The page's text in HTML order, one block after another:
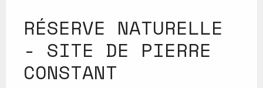
RÉSERVE NATURELLE
- SITE DE PIERRE
CONSTANT